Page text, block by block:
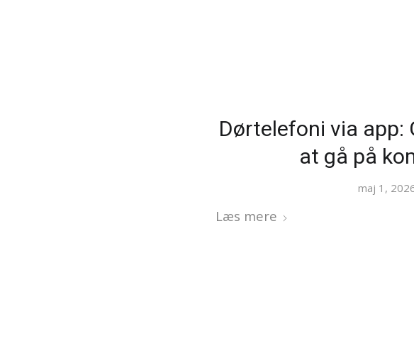
Dørtelefoni via app:
at gå på
maj 1,
Læs mere